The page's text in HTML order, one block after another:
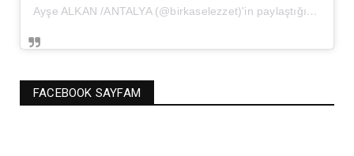
Ayşe ALKAN /ANTALYA (@birkaselezzet)'in paylaştığı bir gönderi
FACEBOOK SAYFAM